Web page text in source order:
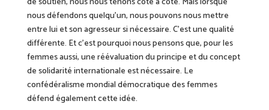
nous défendons quelqu’un, nous pouvons nous mettre
entre lui et son agresseur si nécessaire. C’est une qualité
différente. Et c’est pourquoi nous pensons que, pour les
femmes aussi, une réévaluation du principe et du concept
de solidarité internationale est nécessaire. Le
confédéralisme mondial démocratique des femmes
défend également cette idée.